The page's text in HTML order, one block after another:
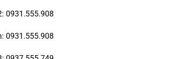
0931.555.908
0931.555.908